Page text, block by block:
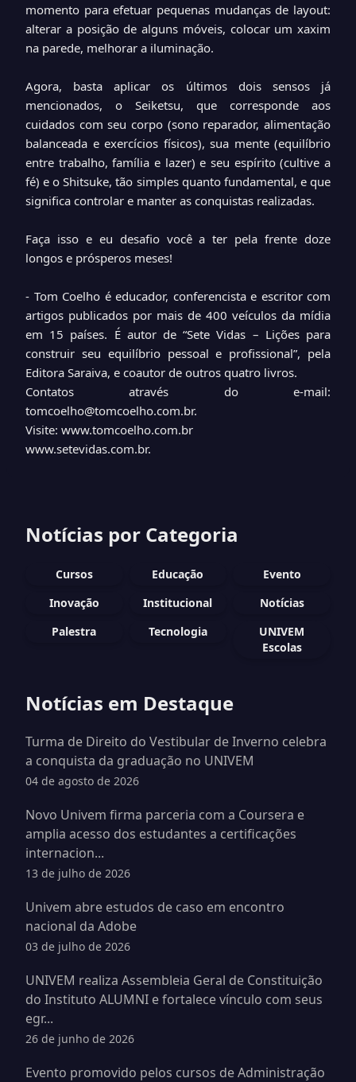
momento para efetuar pequenas mudanças de layout:
alterar a posição de alguns móveis, colocar um xaxim
na parede, melhorar a iluminação.
Agora, basta aplicar os últimos dois sensos já
mencionados, o Seiketsu, que corresponde aos
cuidados com seu corpo (sono reparador, alimentação
balanceada e exercícios físicos), sua mente (equilíbrio
entre trabalho, família e lazer) e seu espírito (cultive a
fé) e o Shitsuke, tão simples quanto fundamental, e que
significa controlar e manter as conquistas realizadas.
Faça isso e eu desafio você a ter pela frente doze
longos e prósperos meses!
- Tom Coelho é educador, conferencista e escritor com
artigos publicados por mais de 400 veículos da mídia
em 15 países. É autor de “Sete Vidas – Lições para
construir seu equilíbrio pessoal e profissional”, pela
Editora Saraiva, e coautor de outros quatro livros.
Contatos através do e-mail:
tomcoelho@tomcoelho.com.br.
Visite: www.tomcoelho.com.br
www.setevidas.com.br.
Notícias por Categoria
Cursos Educação
Evento
Inovação
Institucional
Notícias
Palestra
Tecnologia
UNIVEM
Escolas
Notícias em Destaque
Turma de Direito do Vestibular de Inverno celebra
a conquista da graduação no UNIVEM
04 de agosto de 2026
Novo Univem firma parceria com a Coursera e
amplia acesso dos estudantes a certificações
internacion...
13 de julho de 2026
Univem abre estudos de caso em encontro
nacional da Adobe
03 de julho de 2026
UNIVEM realiza Assembleia Geral de Constituição
do Instituto ALUMNI e fortalece vínculo com seus
egr...
26 de junho de 2026
Evento promovido pelos cursos de Administração